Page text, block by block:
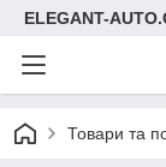
ELEGANT-
Товари та